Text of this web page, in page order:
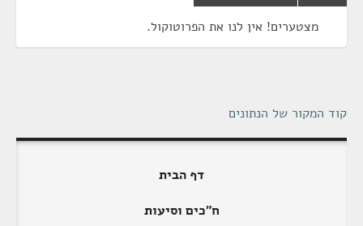
מצטערים! אין לנו את הפרוטוקול.
קוד המקור של הנתונים
דף הבית
ח"כים וסיעות